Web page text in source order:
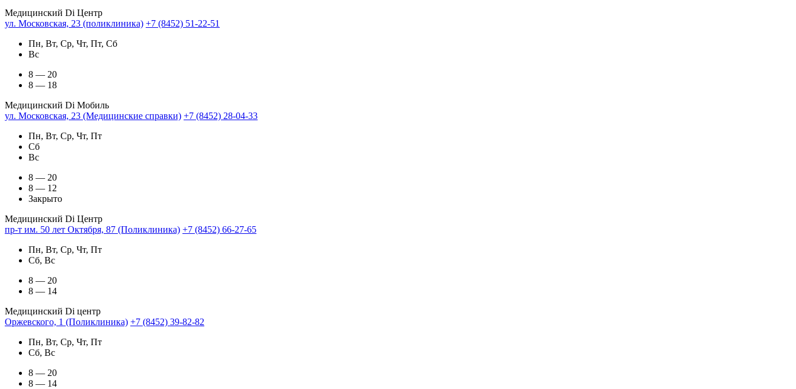
Медицинский Di Центр
ул. Московская, 23 (поликлиника) +7 (8452) 51-22-51
Пн, Вт, Ср, Чт, Пт, Сб
Вс
8 — 20
8 — 18
Медицинский Di Мобиль
ул. Московская, 23 (Медицинские справки) +7 (8452) 28-04-33
Пн, Вт, Ср, Чт, Пт
Сб
Вс
8 — 20
8 — 12
Закрыто
Медицинский Di Центр
пр-т им. 50 лет Октября, 87 (Поликлиника) +7 (8452) 66-27-65
Пн, Вт, Ср, Чт, Пт
Сб, Вс
8 — 20
8 — 14
Медицинский Di центр
Оржевского, 1 (Поликлиника) +7 (8452) 39-82-82
Пн, Вт, Ср, Чт, Пт
Сб, Вс
8 — 20
8 — 14